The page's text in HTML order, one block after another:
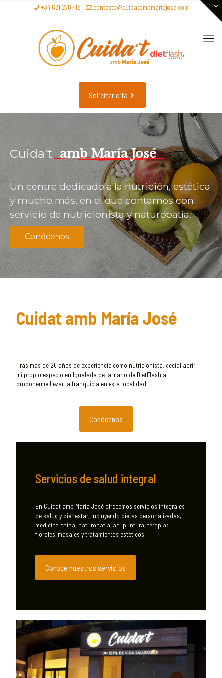
+34 621 278 418 contacto@cuidatambmariajose.com
Solicitar cita
Cuida't amb María José
Un centro dedicado a la nutrición, estética
y mucho más, en el que contamos con
servicio de nutricionista y naturopatía.
Conócenos
Cuidat amb María José
Tras más de 20 años de experiencia como nutricionista, decidí abrir
mi propio espacio en Igualada de la mano de DietFlash al
proponerme llevar la franquicia en esta localidad.
Conócenos
Servicios de salud integral
En Cuidat amb María José ofrecemos servicios integrales
de salud y bienestar, incluyendo dietas personalizadas,
medicina china, naturopatía, acupuntura, terapias
florales, masajes y tratamientos estéticos
Conoce nuestros servicios